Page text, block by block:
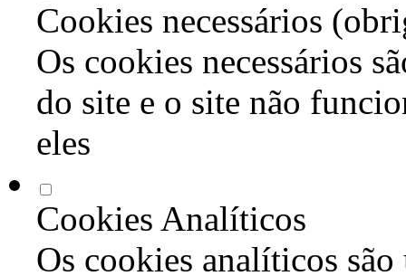
Cookies necessários
Os cookies necessários
do site e o site não
eles
Cookies Analíticos
Os cookies analíticos são